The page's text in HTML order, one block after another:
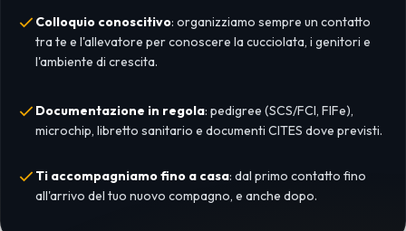
Colloquio conoscitivo: organizziamo sempre un contatto
tra te e l'allevatore per conoscere la cucciolata, i genitori e
l'ambiente di crescita.
Documentazione in regola: pedigree (SCS/FCI, FIFe),
microchip, libretto sanitario e documenti CITES dove previsti.
Ti accompagniamo fino a casa: dal primo contatto fino
all'arrivo del tuo nuovo compagno, e anche dopo.